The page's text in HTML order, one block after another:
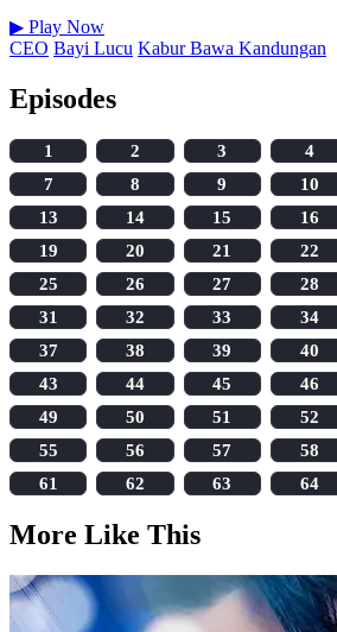
▶ Play Now
CEO Bayi Lucu Kabur Bawa Kandungan
Episodes
1 2 3 4
7
8 9 10
13
14 15 16
19
20 21 22
25
26 27 28
31
32 33 34
37
38 39 40
43
44 45 46
49
50 51 52
55
56 57 58
61
62 63 64
More Like This